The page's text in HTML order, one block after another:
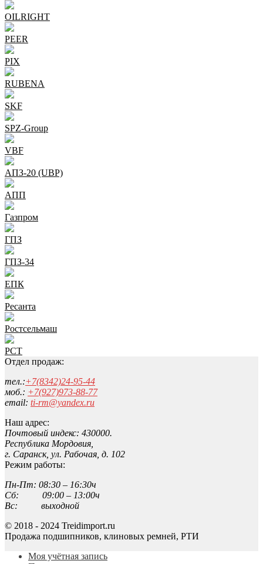
OILRIGHT
PEER
PIX
RUBENA
SKF
SPZ-Group
VBF
АПЗ-20 (UBP)
АПП
Газпром
ГПЗ
ГПЗ-34
ЕПК
Ресанта
Ростсельмаш
РСТ
Отдел продаж:
тел.:+7(8342)24-95-44
моб.: +7(927)973-88-77
email: ti-rm@yandex.ru
Наш адрес:
Почтовый индекс: 430000.
Республика Мордовия,
г. Саранск, ул. Рабочая, д. 102
Режим работы:
Пн-Пт: 08:30 – 16:30ч
Сб: 09:00 – 13:00ч
Вс: выходной
© 2018 - 2024 Treidimport.ru
Продажа подшипников, клиновых ремней, РТИ
Моя учётная запись